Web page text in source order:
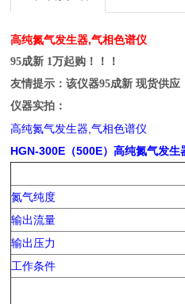
高纯氮气发生器,气相色谱仪
95成新 1万起购！！！
友情提示：该仪器95成新 现货供应
仪器实拍：
高纯氮气发生器,气相色谱仪
HGN-300E（500E）高纯氮气发生
氮气纯度
输出流量
输出压力
工作条件